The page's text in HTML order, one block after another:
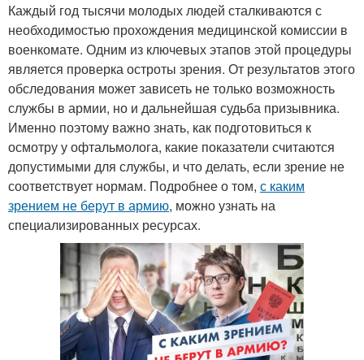
Каждый год тысячи молодых людей сталкиваются с
необходимостью прохождения медицинской комиссии в
военкомате. Одним из ключевых этапов этой процедуры
является проверка остроты зрения. От результатов этого
обследования может зависеть не только возможность
службы в армии, но и дальнейшая судьба призывника.
Именно поэтому важно знать, как подготовиться к
осмотру у офтальмолога, какие показатели считаются
допустимыми для службы, и что делать, если зрение не
соответствует нормам. Подробнее о том, с каким
зрением не берут в армию, можно узнать на
специализированных ресурсах.